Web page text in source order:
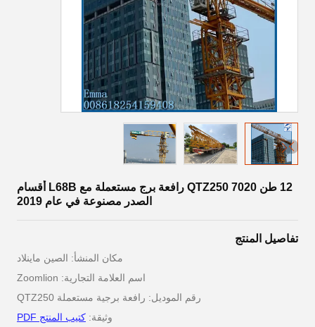
12 طن QTZ250 7020 رافعة برج مستعملة مع L68B أقسام
الصدر مصنوعة في عام 2019
تفاصيل المنتج
مكان المنشأ: الصين ماينلاد
اسم العلامة التجارية: Zoomlion
رقم الموديل: رافعة برجية مستعملة QTZ250
وثيقة: كتيب المنتج PDF